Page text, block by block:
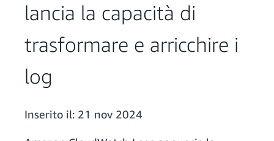
lancia la capacità di
trasformare e arricchire i
log
Inserito il: 21 nov 2024